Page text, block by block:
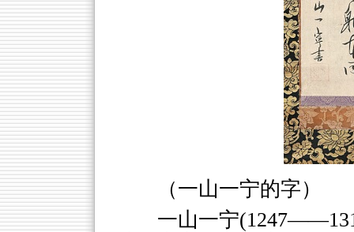
（一山一宁的字）
一山一宁